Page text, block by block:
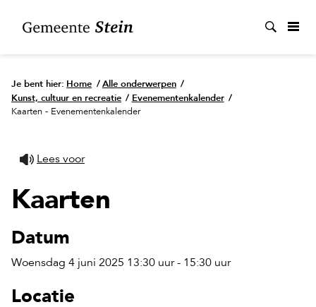
Je bent hier: Home / Alle onderwerpen /
Kunst, cultuur en recreatie / Evenementenkalender /
Kaarten - Evenementenkalender
Lees voor
Kaarten
Datum
Woensdag 4 juni 2025 13:30 uur - 15:30 uur
Locatie